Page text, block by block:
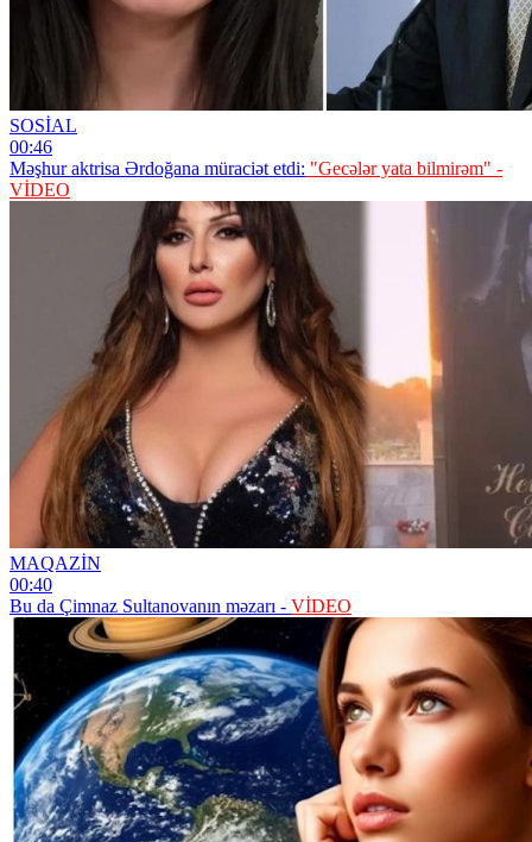
SOSİAL
00:46
Məşhur aktrisa Ərdoğana müraciət etdi: "Gecələr yata bilmirəm" -
VİDEO
MAQAZİN
00:40
Bu da Çimnaz Sultanovanın məzarı - VİDEO